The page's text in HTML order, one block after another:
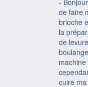
-
de faire
brioche
la
de
cuire